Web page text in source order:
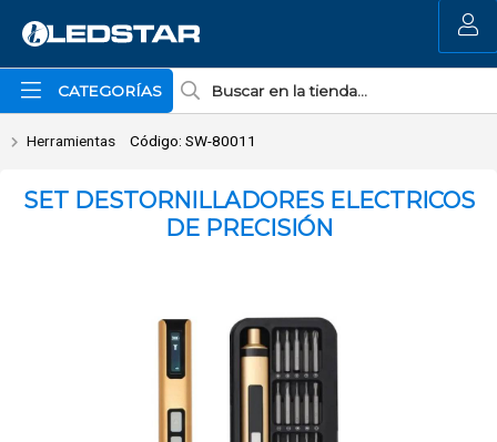
Enviar a email
CATEGORÍAS
MI COMPRA
Herramientas Código: SW-80011
SET DESTORNILLADORES ELECTRICOS
DE PRECISIÓN